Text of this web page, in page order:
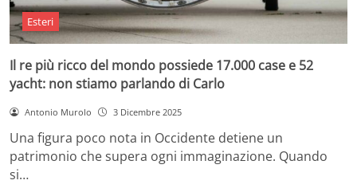
Esteri
Il re più ricco del mondo possiede 17.000 case e 52
yacht: non stiamo parlando di Carlo
Antonio Murolo 3 Dicembre 2025
Una figura poco nota in Occidente detiene un
patrimonio che supera ogni immaginazione. Quando
si…